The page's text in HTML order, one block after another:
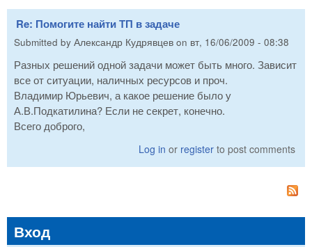
Re: Помогите найти ТП в задаче
Submitted by Александр Кудрявцев on вт, 16/06/2009 - 08:38
Разных решений одной задачи может быть много. Зависит
все от ситуации, наличных ресурсов и проч.
Владимир Юрьевич, а какое решение было у
А.В.Подкатилина? Если не секрет, конечно.
Всего доброго,
Log in or register to post comments
Вход